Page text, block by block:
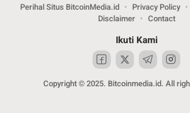
Perihal Situs BitcoinMedia.id Privacy Policy
Disclaimer
Contact
Ikuti Kami
Copyright © 2025. Bitcoinmedia.id. All